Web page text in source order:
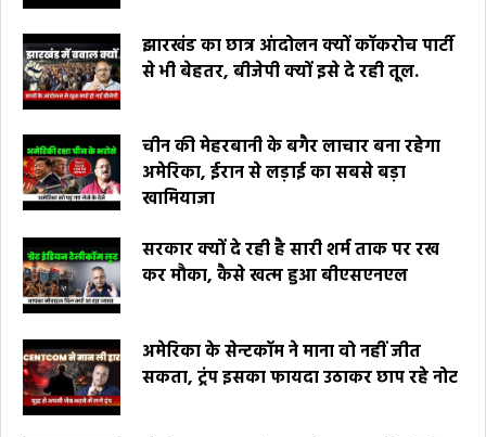
झारखंड का छात्र आंदोलन क्यों कॉकरोच पार्टी
से भी बेहतर, बीजेपी क्यों इसे दे रही तूल.
चीन की मेहरबानी के बगैर लाचार बना रहेगा
अमेरिका, ईरान से लड़ाई का सबसे बड़ा
खामियाजा
सरकार क्यों दे रही है सारी शर्म ताक पर रख
कर मौका, कैसे खत्म हुआ बीएसएनएल
अमेरिका के सेन्टकॉम ने माना वो नहीं जीत
सकता, ट्रंप इसका फायदा उठाकर छाप रहे नोट